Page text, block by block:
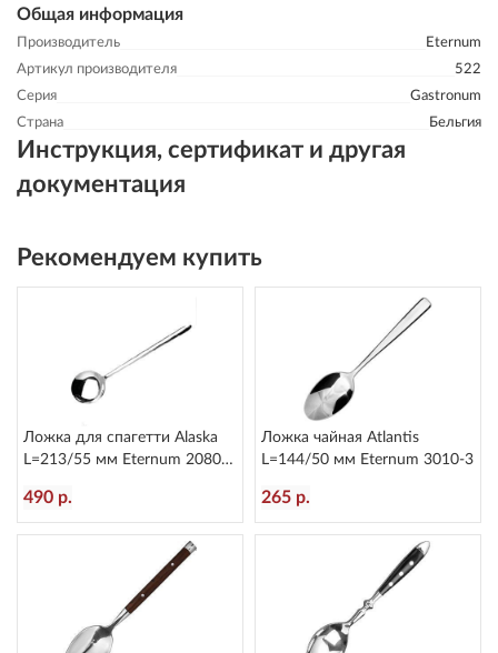
Общая информация
Производитель
Eternum
Артикул производителя
522
Серия
Gastronum
Страна
Бельгия
Инструкция, сертификат и другая
документация
Рекомендуем купить
Ложка для спагетти Alaska
L=213/55 мм Eternum 2080-
490 р.
Ложка чайная Atlantis
L=144/50 мм Eternum 3010-3
265 р.